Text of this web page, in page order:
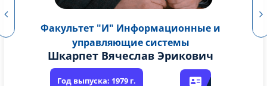
Факультет "И" Информационные и
управляющие системы
Голубков Дмитрий Кимович